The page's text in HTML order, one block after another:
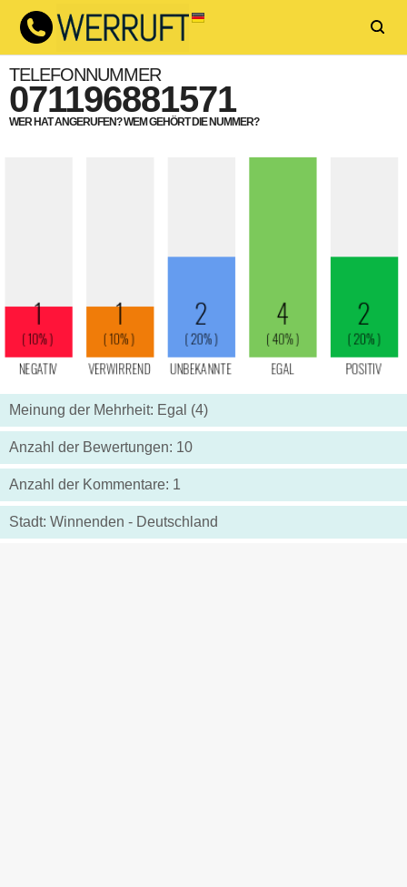
TELEFONNUMMER
071196881571
WER HAT ANGERUFEN? WEM GEHÖRT DIE NUMMER?
Meinung der Mehrheit: Egal (4)
Anzahl der Bewertungen: 10
Anzahl der Kommentare: 1
Stadt: Winnenden - Deutschland